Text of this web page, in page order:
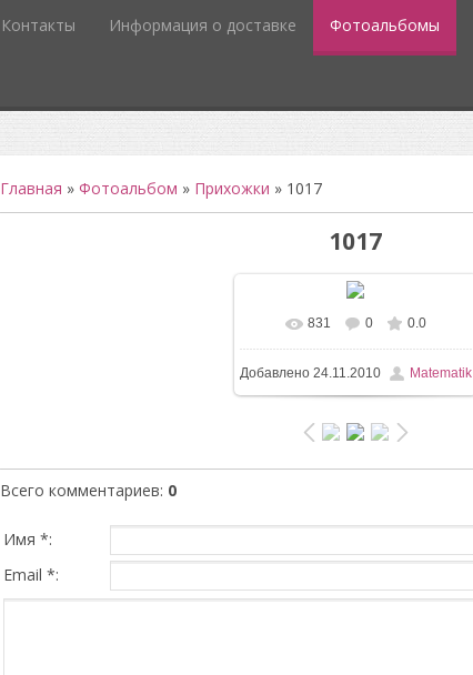
Контакты Информация о доставке Фотоальбомы
Главная » Фотоальбом » Прихожки » 1017
1017
В реальном размере 384x512
/ 55.9Kb
831 0 0.0
Добавлено24.11.2010 Matematik
Всего комментариев: 0
Имя *:
Email *: